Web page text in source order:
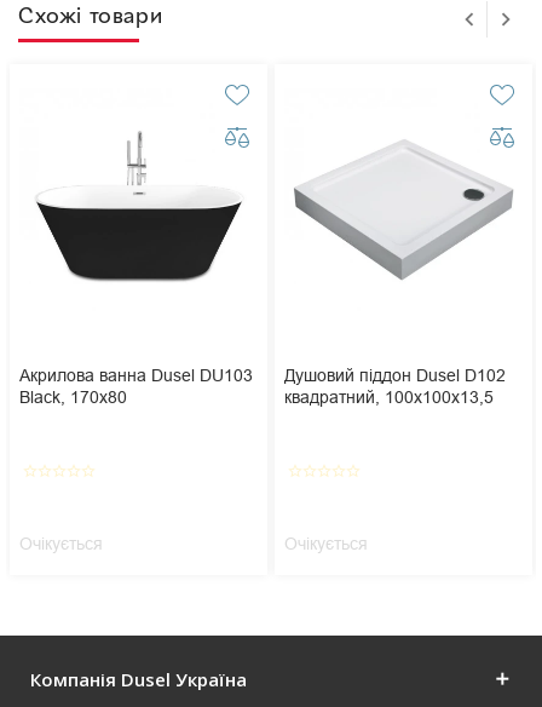
Схожі товари
Акрилова ванна Dusel DU103
Black, 170x80
star_borderstar_borderstar_borderstar_borderstar_border
Очікується
Душовий піддон Dusel D102
квадратний, 100х100х13,5
star_borderstar_borderstar_borderstar_borderstar_border
Очікується
Компанія Dusel Україна